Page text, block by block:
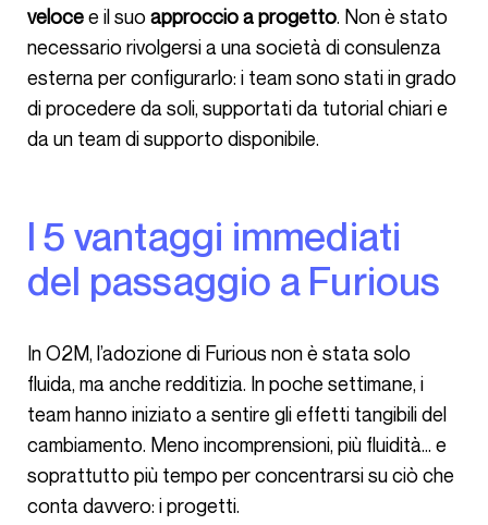
velocee il suo approccio a progetto. Non è stato
necessario rivolgersi a una società di consulenza
esterna per configurarlo: i team sono stati in grado
di procedere da soli, supportati da tutorial chiari e
da un team di supporto disponibile.
I 5 vantaggi immediati
del passaggio a Furious
In O2M, l’adozione di Furious non è stata solo
fluida, ma anche redditizia. In poche settimane, i
team hanno iniziato a sentire gli effetti tangibili del
cambiamento. Meno incomprensioni, più fluidità… e
soprattutto più tempo per concentrarsi su ciò che
conta davvero: i progetti.